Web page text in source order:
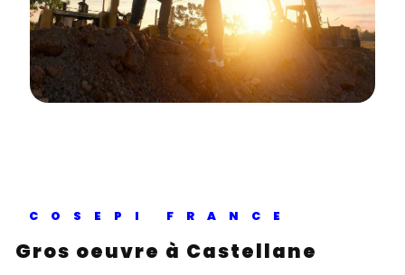
COSEPI FRANCE
Gros oeuvre à Castellane